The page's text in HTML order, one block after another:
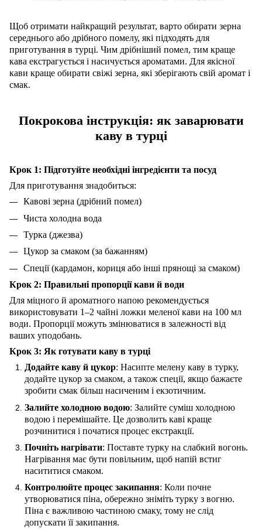
Щоб отримати найкращий результат, варто обирати зерна
середнього або дрібного помелу, які підходять для
приготування в турці. Чим дрібніший помел, тим краще
кава екстрагується і насичується ароматами. Для якісної
кави краще обирати свіжі зерна, які зберігають свій аромат і
смак.
Покрокова інструкція: як заварювати
каву в турці
Крок 1: Підготуйте необхідні інгредієнти та посуд
Для приготування знадобиться:
Кавові зерна (дрібний помел)
Чиста холодна вода
Турка (джезва)
Цукор за смаком (за бажанням)
Спеції (кардамон, кориця або інші прянощі за смаком)
Крок 2: Правильні пропорції кави й води
Для міцного й ароматного напою рекомендується
використовувати 1–2 чайні ложки меленої кави на 100 мл
води. Пропорції можуть змінюватися в залежності від
ваших уподобань.
Крок 3: Як готувати каву в турці
Додайте каву й цукор: Насипте мелену каву в турку,
додайте цукор за смаком, а також спеції, якщо бажаєте
зробити смак більш насиченим і екзотичним.
Залийте холодною водою: Залийте суміш холодною
водою і перемішайте. Це дозволить каві краще
розчинитися і початися процес екстракції.
Почніть нагрівати: Поставте турку на слабкий вогонь.
Нагрівання має бути повільним, щоб напій встиг
насититися смаком.
Контролюйте процес закипання: Коли почне
утворюватися піна, обережно зніміть турку з вогню.
Піна є важливою частиною смаку, тому не слід
допускати її закипання.